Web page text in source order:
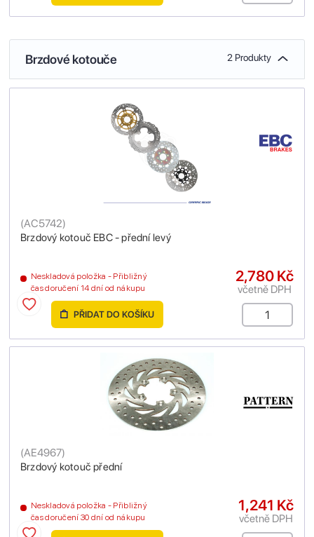
Brzdové kotouče 2 Produkty
Brzdový kotouč EBC - přední levý
(AC5742)
Neskladová položka - Přibližný
čas doručení 14 dní od nákupu
2,780 Kč
včetně DPH
PŘIDAT DO KOŠÍKU
Brzdový kotouč přední
(AE4967)
Neskladová položka - Přibližný
čas doručení 30 dní od nákupu
1,241 Kč
včetně DPH